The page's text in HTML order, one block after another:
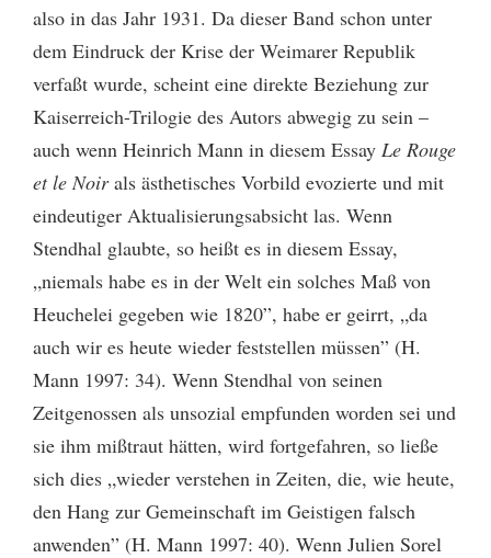
also in das Jahr 1931. Da dieser Band schon unter
dem Eindruck der Krise der Weimarer Republik
verfaßt wurde, scheint eine direkte Beziehung zur
Kaiserreich-Trilogie des Autors abwegig zu sein –
auch wenn Heinrich Mann in diesem Essay Le Rouge
et le Noirals ästhetisches Vorbild evozierte und mit
eindeutiger Aktualisierungsabsicht las. Wenn
Stendhal glaubte, so heißt es in diesem Essay,
„niemals habe es in der Welt ein solches Maß von
Heuchelei gegeben wie 1820”, habe er geirrt, „da
auch wir es heute wieder feststellen müssen” (H.
Mann 1997: 34). Wenn Stendhal von seinen
Zeitgenossen als unsozial empfunden worden sei und
sie ihm mißtraut hätten, wird fortgefahren, so ließe
sich dies „wieder verstehen in Zeiten, die, wie heute,
den Hang zur Gemeinschaft im Geistigen falsch
anwenden” (H. Mann 1997: 40). Wenn Julien Sorel